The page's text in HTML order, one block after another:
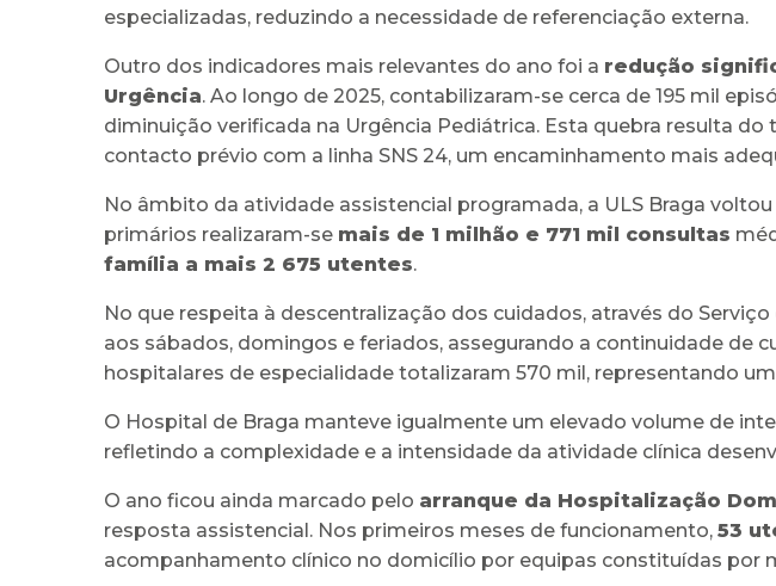
especializadas, reduzindo a necessidade de referenciação externa.
Outro dos indicadores mais relevantes do ano foi a redução
Urgência. Ao longo de 2025, contabilizaram-se cerca de 195 mil
diminuição verificada na Urgência Pediátrica. Esta quebra resulta
contacto prévio com a linha SNS 24, um encaminhamento mais
No âmbito da atividade assistencial programada, a ULS Braga
primários realizaram-se mais de 1 milhão e 771 mil consultas
família a mais 2 675 utentes.
No que respeita à descentralização dos cuidados, através do
aos sábados, domingos e feriados, assegurando a continuidade de
hospitalares de especialidade totalizaram 570 mil, representando
O Hospital de Braga manteve igualmente um elevado volume de
refletindo a complexidade e a intensidade da atividade clínica
O ano ficou ainda marcado pelo arranque da Hospitalização
resposta assistencial. Nos primeiros meses de funcionamento, 53
acompanhamento clínico no domicílio por equipas constituídas por